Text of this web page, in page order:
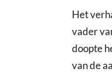
Het
vader
doopte
van de